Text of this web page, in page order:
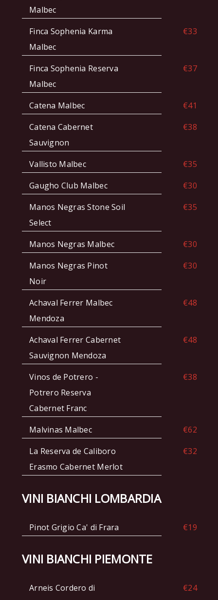
Malbec
Finca Sophenia Karma
Malbec
€33
Finca Sophenia Reserva
Malbec
€37
Catena Malbec
€41
Catena Cabernet
Sauvignon
€38
Vallisto Malbec
€35
Gaugho Club Malbec
€30
Manos Negras Stone Soil
Select
€35
Manos Negras Malbec
€30
Manos Negras Pinot
Noir
€30
Achaval Ferrer Malbec
Mendoza
€48
Achaval Ferrer Cabernet
Sauvignon Mendoza
€48
Vinos de Potrero -
Potrero Reserva
Cabernet Franc
€38
Malvinas Malbec
€62
La Reserva de Caliboro
Erasmo Cabernet Merlot
€32
VINI BIANCHI LOMBARDIA
Pinot Grigio Ca' di Frara €19
VINI BIANCHI PIEMONTE
Arneis Cordero di
€24